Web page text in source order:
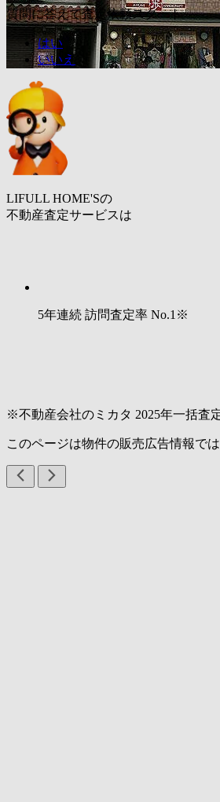
質問に答えて査定依頼スタート
はい
いいえ
LIFULL HOME'Sの
不動産査定サービスは
5年連続 訪問査定率 No.1 ※
※不動産会社のミカタ 2025年一括査
このページは物件の販売広告情報で